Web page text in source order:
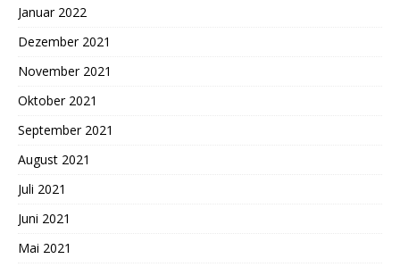
Januar 2022
Dezember 2021
November 2021
Oktober 2021
September 2021
August 2021
Juli 2021
Juni 2021
Mai 2021